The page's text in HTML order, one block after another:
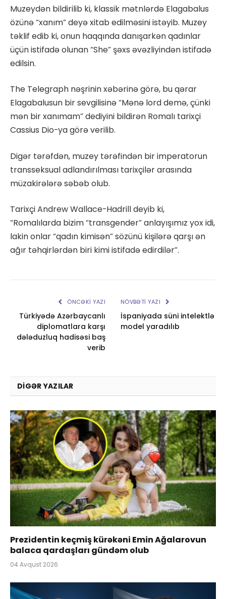
Muzeydən bildirilib ki, klassik mətnlərdə Elagabalus
özünə “xanım” deyə xitab edilməsini istəyib. Muzey
təklif edib ki, onun haqqında danışarkən qadınlar
üçün istifadə olunan “She” şəxs əvəzliyindən istifadə
edilsin.
The Telegraph nəşrinin xəbərinə görə, bu qərar
Elagabalusun bir sevgilisinə “Mənə lord demə, çünki
mən bir xanımam” dediyini bildirən Romalı tarixçi
Cassius Dio-ya görə verilib.
Digər tərəfdən, muzey tərəfindən bir imperatorun
transseksual adlandırılması tarixçilər arasında
müzakirələrə səbəb olub.
Tarixçi Andrew Wallace-Hadrill deyib ki,
“Romalılarda bizim “transgender” anlayışımız yox idi,
lakin onlar “qadın kimisən” sözünü kişilərə qarşı ən
ağır təhqirlərdən biri kimi istifadə edirdilər”.
ÖNCƏKI YAZI
Türkiyədə Azərbaycanlı
diplomatlara karşı
dələduzluq hadisəsi baş
verib
NÖVBƏTI YAZI
İspaniyada süni intelektlə
model yaradılıb
DIGƏR YAZILAR
Prezidentin keçmiş kürəkəni Emin Ağalarovun
balaca qardaşları gündəm olub
04 Avqust 2026